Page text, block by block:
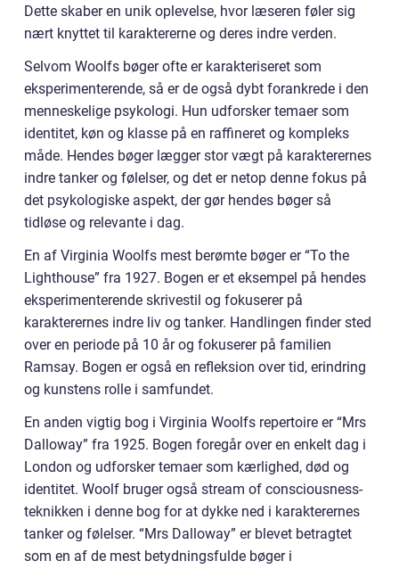
Dette skaber en unik oplevelse, hvor læseren føler sig
nært knyttet til karaktererne og deres indre verden.
Selvom Woolfs bøger ofte er karakteriseret som
eksperimenterende, så er de også dybt forankrede i den
menneskelige psykologi. Hun udforsker temaer som
identitet, køn og klasse på en raffineret og kompleks
måde. Hendes bøger lægger stor vægt på karakterernes
indre tanker og følelser, og det er netop denne fokus på
det psykologiske aspekt, der gør hendes bøger så
tidløse og relevante i dag.
En af Virginia Woolfs mest berømte bøger er “To the
Lighthouse” fra 1927. Bogen er et eksempel på hendes
eksperimenterende skrivestil og fokuserer på
karakterernes indre liv og tanker. Handlingen finder sted
over en periode på 10 år og fokuserer på familien
Ramsay. Bogen er også en refleksion over tid, erindring
og kunstens rolle i samfundet.
En anden vigtig bog i Virginia Woolfs repertoire er “Mrs
Dalloway” fra 1925. Bogen foregår over en enkelt dag i
London og udforsker temaer som kærlighed, død og
identitet. Woolf bruger også stream of consciousness-
teknikken i denne bog for at dykke ned i karakterernes
tanker og følelser. “Mrs Dalloway” er blevet betragtet
som en af de mest betydningsfulde bøger i